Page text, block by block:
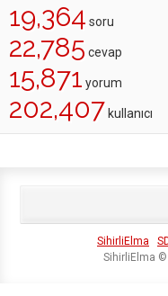
19,364 soru
22,785 cevap
15,871 yorum
202,407 kullanıcı
SihirliElma
SihirliElma ©